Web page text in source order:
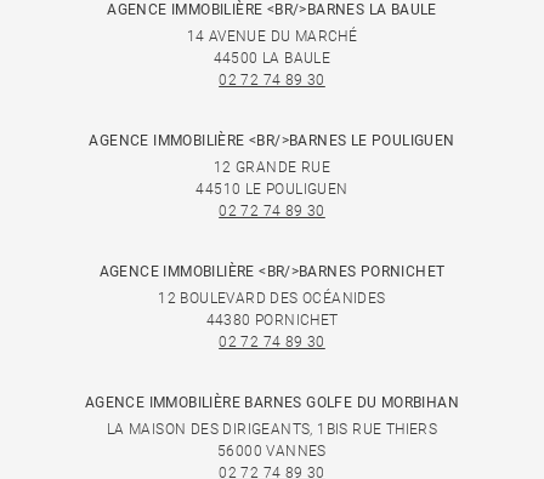
AGENCE IMMOBILIÈRE <BR/>BARNES LA BAULE
14 AVENUE DU MARCHÉ
44500 LA BAULE
02 72 74 89 30
AGENCE IMMOBILIÈRE <BR/>BARNES LE POULIGUEN
12 GRANDE RUE
44510 LE POULIGUEN
02 72 74 89 30
AGENCE IMMOBILIÈRE <BR/>BARNES PORNICHET
12 BOULEVARD DES OCÉANIDES
44380 PORNICHET
02 72 74 89 30
AGENCE IMMOBILIÈRE BARNES GOLFE DU MORBIHAN
LA MAISON DES DIRIGEANTS, 1BIS RUE THIERS
56000 VANNES
02 72 74 89 30